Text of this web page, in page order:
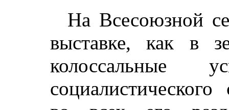
На Всесоюзной
выставке, как в
колоссальные
социалистического